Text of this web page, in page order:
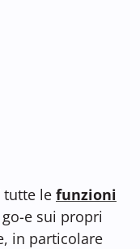
tutte le funzioni
e sui propri
in particolare